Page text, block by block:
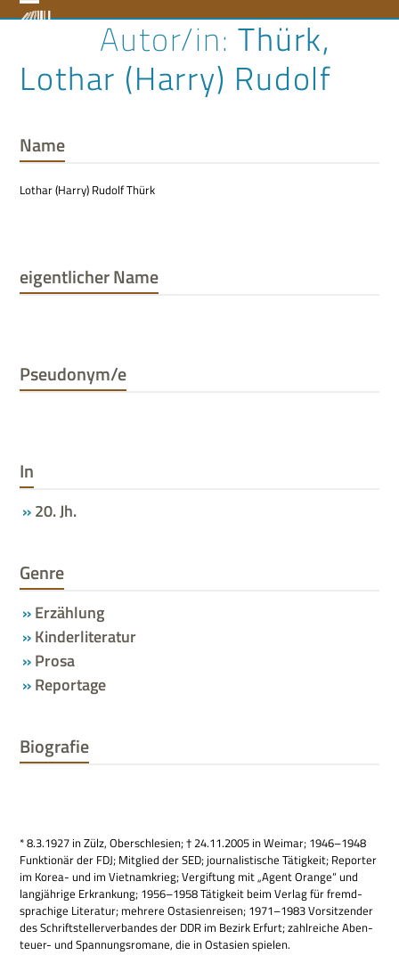
to Open
menu
Close
menu
Thürk,
Lothar (Harry) Rudolf
Name
Lothar (Harry) Rudolf Thürk
eigentlicher Name
Pseudonym/e
In
20. Jh.
Genre
Erzählung
Kinderliteratur
Prosa
Reportage
Biografie
* 8.3.1927 in Zülz, Ober­schle­sien; † 24.11.2005 in Wei­mar; 1946–1948
Funk­tio­när der FDJ; Mit­glied der SED; jour­na­li­sti­sche Tätig­keit; Repor­ter
im Korea- und im Viet­nam­krieg; Ver­gif­tung mit „Agent Orange“ und
lang­jäh­rige Erkran­kung; 1956–1958 Tätig­keit beim Ver­lag für fremd­
spra­chige Lite­ra­tur; meh­rere Ost­asi­en­rei­sen; 1971–1983 Vor­sit­zen­der
des Schrift­stel­ler­ver­ban­des der DDR im Bezirk Erfurt; zahl­rei­che Aben­
teuer- und Span­nungs­ro­mane, die in Ost­asien spielen.